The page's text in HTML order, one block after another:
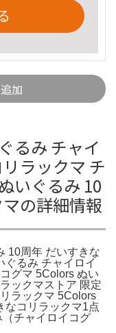
加
るみ チャイ
ラックマ チ
いぐるみ 10
の詳細情報
10周年 だいすきな
ぐるみ チャイロイ
グマ 5Colors ぬい
ックマストア 限定
ラックマ 5Colors
なコリラックマ1点
チャイロイコグ